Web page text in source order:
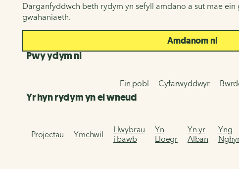
Darganfyddwch beth rydym yn sefyll amdano a sut mae
gwahaniaeth.
Amdanom ni
Pwy ydym ni
Ein pobl Cyfarwyddwyr
Yr hyn rydym yn ei wneud
Projectau Ymchwil
Llwybrau
i bawb
Yn
Lloegr
Yn yr
Alban
Yng